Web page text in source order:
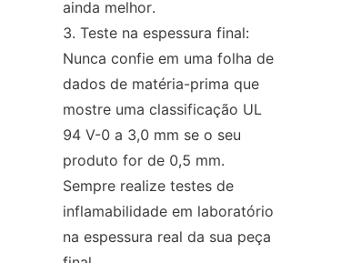
ainda melhor.
Teste na espessura final:
Nunca confie em uma folha de
dados de matéria-prima que
mostre uma classificação UL
94 V-0 a 3,0 mm se o seu
produto for de 0,5 mm.
Sempre realize testes de
inflamabilidade em laboratório
na espessura real da sua peça